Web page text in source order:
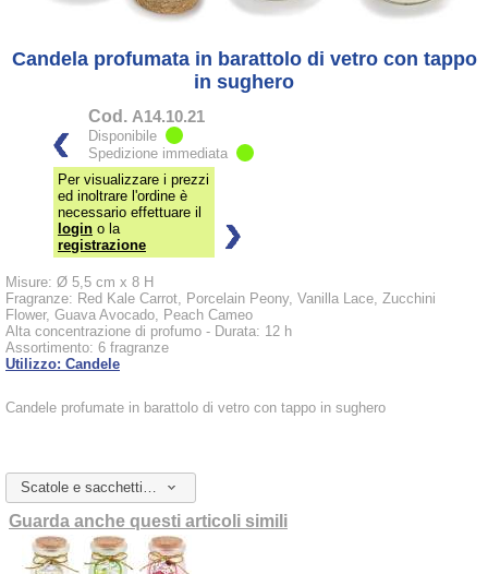
Candela profumata in barattolo di vetro con tappo
in sughero
Cod. A14.10.21
Disponibile
Spedizione immediata
Per visualizzare i prezzi
ed inoltrare l'ordine è
necessario effettuare il
login o la
registrazione
Misure: Ø 5,5 cm x 8 H
Fragranze: Red Kale Carrot, Porcelain Peony, Vanilla Lace, Zucchini
Flower, Guava Avocado, Peach Cameo
Alta concentrazione di profumo - Durata: 12 h
Assortimento: 6 fragranze
Utilizzo: Candele
Candele profumate in barattolo di vetro con tappo in sughero
Guarda anche questi articoli simili